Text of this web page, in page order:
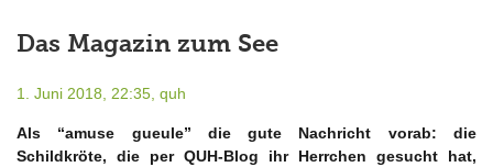
Das Magazin zum See
1. Juni 2018, 22:35, quh
Als “amuse gueule” die gute Nachricht vorab: die
Schildkröte, die per QUH-Blog ihr Herrchen gesucht hat,